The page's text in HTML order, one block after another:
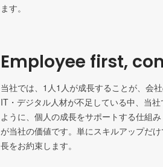
ます。
Employee first,
当社では、1人1人が成長することが、会
IT・デジタル人材が不足している中、当
ように、個人の成長をサポートする仕組
が当社の価値です。単にスキルアップだ
長をお約束します。